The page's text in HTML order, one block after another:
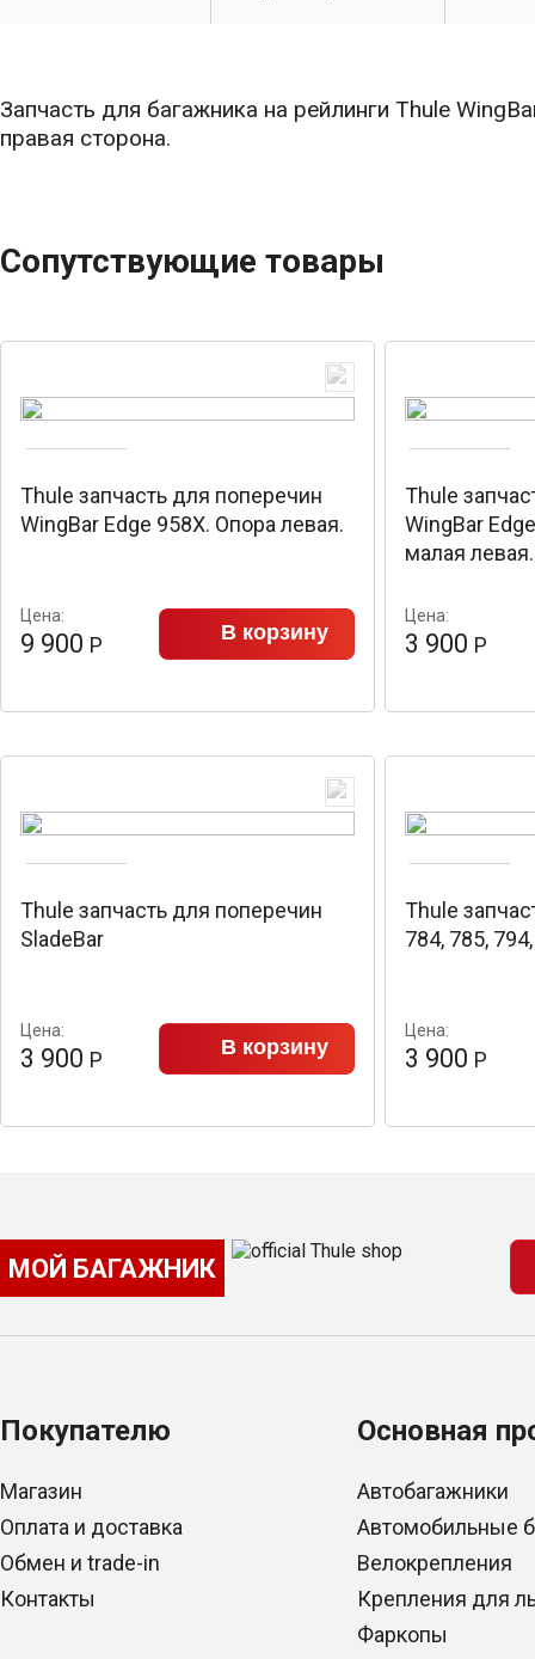
Запчасть для багажника на рейлинги Thule
правая сторона.
Сопутствующие товары
Thule запчасть для поперечин
WingBar Edge 958X. Опора левая.
Цена:
9 900 Р В корзину
Thule
WingBar
малая левая.
Цена:
3 900 Р
Thule запчасть для поперечин
SladeBar
Цена:
3 900 Р В корзину
Thule
784, 785,
Цена:
3 900 Р
МОЙ БАГАЖНИК
Покупателю
Магазин
Оплата и доставка
Обмен и trade-in
Контакты
Основная
Автобагажники
Автомобильные
Велокрепления
Крепления для
Фаркопы